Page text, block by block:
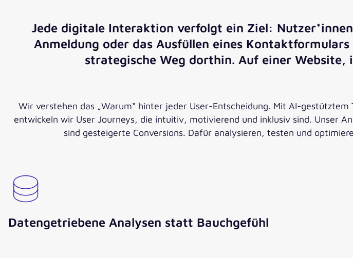
Jede digitale Interaktion verfolgt ein Ziel:
Anmeldung oder das Ausfüllen eines
strategische Weg dorthin. Auf einer
Wir verstehen das „Warum“ hinter jeder User-Entscheidung. Mit AI-
entwickeln wir User Journeys, die intuitiv, motivierend und inklusiv sind. Unser
sind gesteigerte Conversions. Dafür analysieren, testen und
Datengetriebene Analysen statt Bauchgefühl